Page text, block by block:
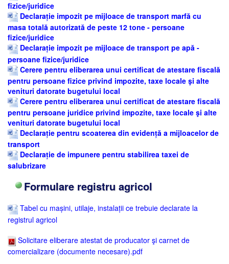
fizice/juridice
Declarație impozit pe mijloace de transport marfă cu
masa totală autorizată de peste 12 tone - persoane
fizice/juridice
Declarație impozit pe mijloace de transport pe apă -
persoane fizice/juridice
Cerere pentru eliberarea unui certificat de atestare fiscală
pentru persoane fizice privind impozite, taxe locale şi alte
venituri datorate bugetului local
Cerere pentru eliberarea unui certificat de atestare fiscală
pentru persoane juridice privind impozite, taxe locale şi alte
venituri datorate bugetului local
Declarație pentru scoaterea din evidență a mijloacelor de
transport
Declarație de impunere pentru stabilirea taxei de
salubrizare
Formulare registru agricol
Tabel cu mașini, utilaje, instalații ce trebuie declarate la
registrul agricol
Solicitare eliberare atestat de producator şi carnet de
comercializare (documente necesare).pdf